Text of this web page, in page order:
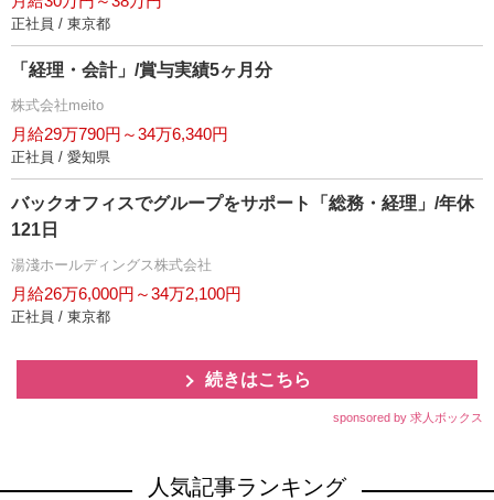
正社員 / 東京都
「経理・会計」/賞与実績5ヶ月分
株式会社meito
月給29万790円～34万6,340円
正社員 / 愛知県
バックオフィスでグループをサポート「総務・経理」/年休
121日
湯淺ホールディングス株式会社
月給26万6,000円～34万2,100円
正社員 / 東京都
続きはこちら
sponsored by 求人ボックス
人気記事ランキング